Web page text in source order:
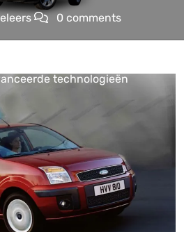
0 comments
technologieën